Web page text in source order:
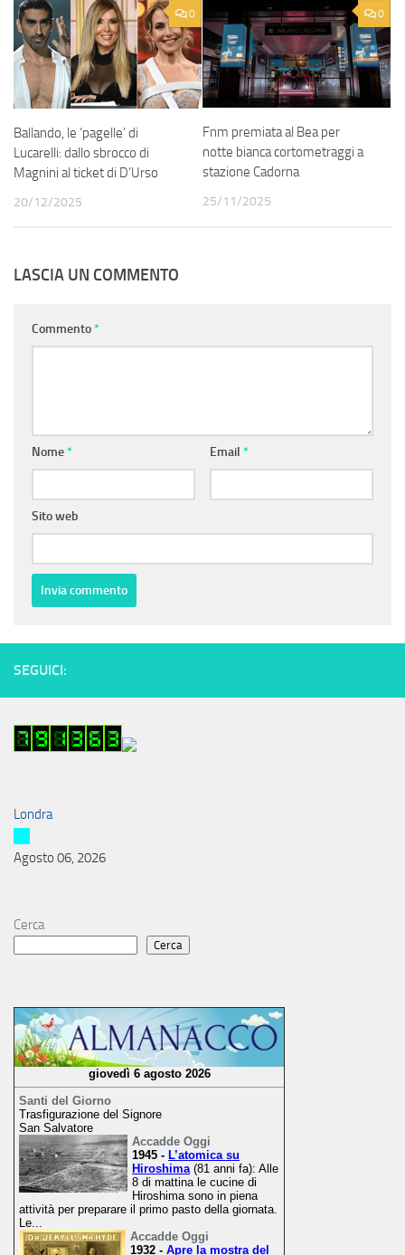
0
Ballando, le ‘pagelle’ di
Lucarelli: dallo sbrocco di
Magnini al ticket di D’Urso
20/12/2025
0
Fnm premiata al Bea per
notte bianca cortometraggi a
stazione Cadorna
25/11/2025
LASCIA UN COMMENTO
Commento*
Nome* Email *
Sito web
SEGUICI:
Londra
Agosto 06, 2026
Cerca
Cerca